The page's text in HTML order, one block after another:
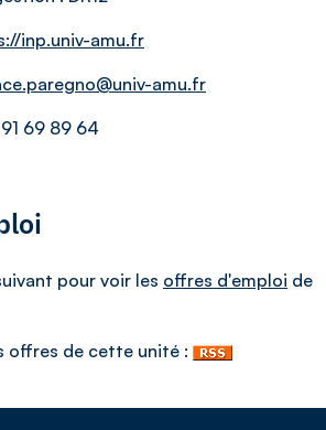
inp.univ-amu.fr
amu.fr
69 89 64
pour voir les offres d'emploi de
offres de cette unité :